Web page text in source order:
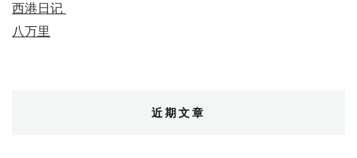
西港日记
八万里
近期文章